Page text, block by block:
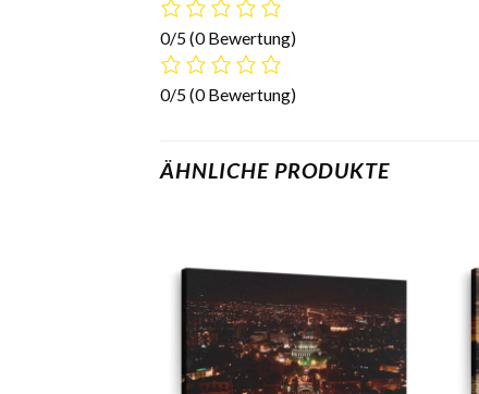
0/5(0 Bewertung)
0/5(0 Bewertung)
ÄHNLICHE PRODUKTE